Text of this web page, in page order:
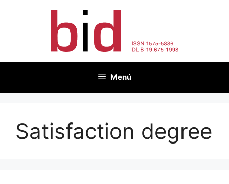
Menú
Satisfaction degree